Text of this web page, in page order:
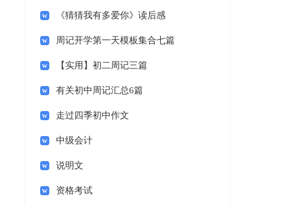
《猜猜我有多爱你》读后感
周记开学第一天模板集合七篇
【实用】初二周记三篇
有关初中周记汇总6篇
走过四季初中作文
中级会计
说明文
资格考试